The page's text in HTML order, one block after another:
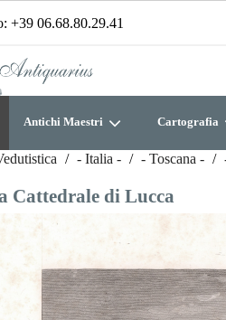
+39 06.68.80.29.41
Antichi Maestri Cartografia
- Italia - - Toscana -
Cattedrale di Lucca